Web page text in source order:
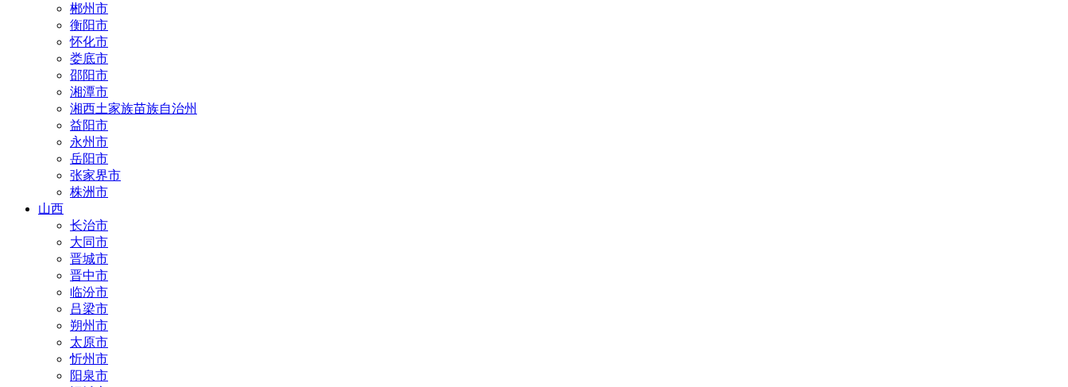
郴州市
衡阳市
怀化市
娄底市
邵阳市
湘潭市
湘西土家族苗族自治州
益阳市
永州市
岳阳市
张家界市
株洲市
山西
长治市
大同市
晋城市
晋中市
临汾市
吕梁市
朔州市
太原市
忻州市
阳泉市